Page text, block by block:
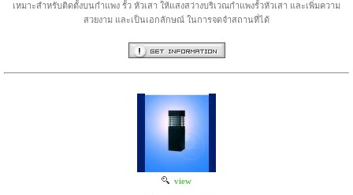
เหมาะสำหรับติดตั้งบนกำแพง รั้ว หัวเสา ให้แสงสว่างบริเวณกำแพงรั้วหัวเสา และเพิ่มความ
สวยงาม และเป็นเอกลักษณ์ ในการจดจำสถานที่ได้
view